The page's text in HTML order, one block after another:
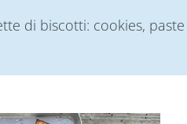
di biscotti: cookies,